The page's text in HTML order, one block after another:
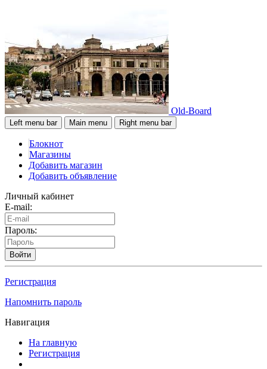
Old-Board
Left menu bar Main menu Right menu bar
Блокнот
Магазины
Добавить магазин
Добавить объявление
Личный кабинет
E-mail:
Пароль:
Войти
Регистрация
Напомнить пароль
Навигация
На главную
Регистрация